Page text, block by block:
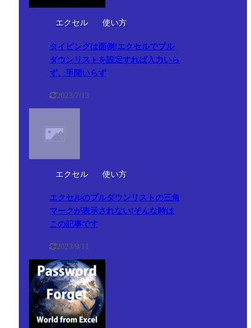
エクセル 使い方
タイピングは面倒!エクセルでプル
ダウンリストを設定すれば入力いら
ず、手間いらず
2023/7/13
エクセル 使い方
エクセルのプルダウンリストの三角
マークが表示されない!そんな時は
この記事です
2023/9/11